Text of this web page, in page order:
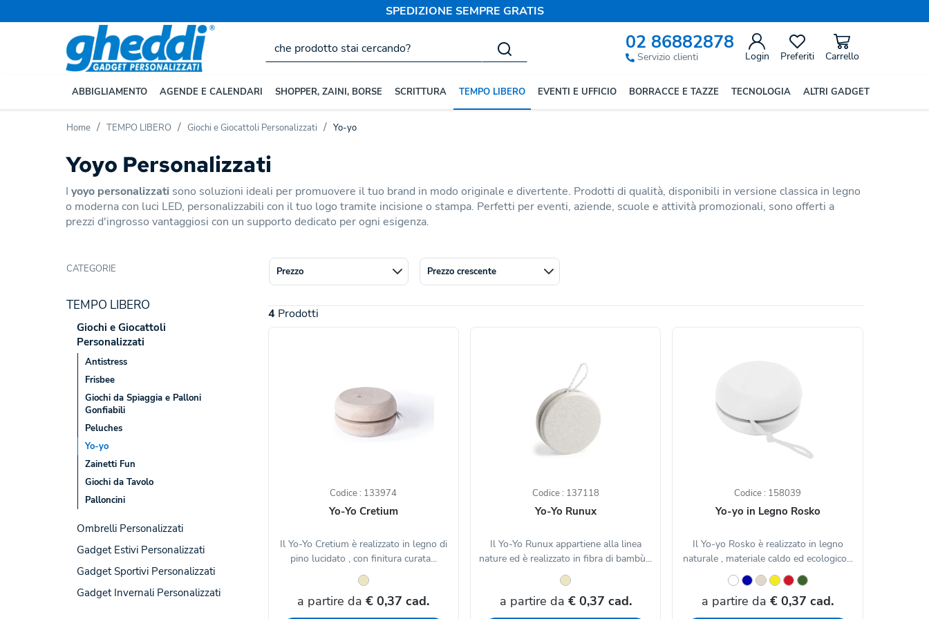
SPEDIZIONE SEMPRE GRATIS
02 86882878
Servizio clienti Login Preferiti Carrello
ABBIGLIAMENTO AGENDE E CALENDARI SHOPPER, ZAINI, BORSE SCRITTURA TEMPO LIBERO EVENTI E UFFICIO BORRACCE E TAZZE TECNOLOGIA ALTRI GADGET
Home TEMPO LIBERO Giochi e Giocattoli Personalizzati Yo-yo
Yoyo Personalizzati
I yoyo personalizzati sono soluzioni ideali per promuovere il tuo brand in modo originale e divertente. Prodotti di qualità, disponibili in versione classica in legno
o moderna con luci LED, personalizzabili con il tuo logo tramite incisione o stampa. Perfetti per eventi, aziende, scuole e attività promozionali, sono offerti a
prezzi d'ingrosso vantaggiosi con un supporto dedicato per ogni esigenza.
CATEGORIE
TEMPO LIBERO
Giochi e Giocattoli
Personalizzati
Antistress
Frisbee
Giochi da Spiaggia e Palloni
Gonfiabili
Peluches
Yo-yo
Zainetti Fun
Giochi da Tavolo
Palloncini
Ombrelli Personalizzati
Gadget Estivi Personalizzati
Gadget Sportivi Personalizzati
Gadget Invernali Personalizzati
Prezzo Prezzo crescente
4Prodotti
Codice : 133974
Yo-Yo Cretium
Il Yo-Yo Cretium è realizzato in legno di
pino lucidato , con finitura curata...
a partire da € 0,37 cad.
Codice : 137118
Yo-Yo Runux
Il Yo-Yo Runux appartiene alla linea
nature ed è realizzato in fibra di bambù...
a partire da € 0,37 cad.
Codice : 158039
Yo-yo in Legno Rosko
Il Yo-yo Rosko è realizzato in legno
naturale , materiale caldo ed ecologico...
a partire da € 0,37 cad.